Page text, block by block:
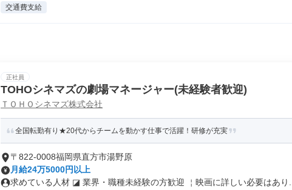
交通費支給
正社員
TOHOシネマズの劇場マネージャー(未経験者歓迎)
ＴＯＨＯシネマズ株式会社
全国転勤有り★20代からチームを動かす仕事で活躍！研修が充実
〒822-0008福岡県直方市湯野原
月給24万5000円以上
求めている人材 ◪ 業界・職種未経験の方歓迎 ￤映画に詳しい必要はあり...